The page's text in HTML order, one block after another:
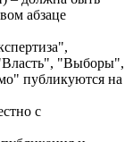
абзаце
"Выборы",
публикуются на
с